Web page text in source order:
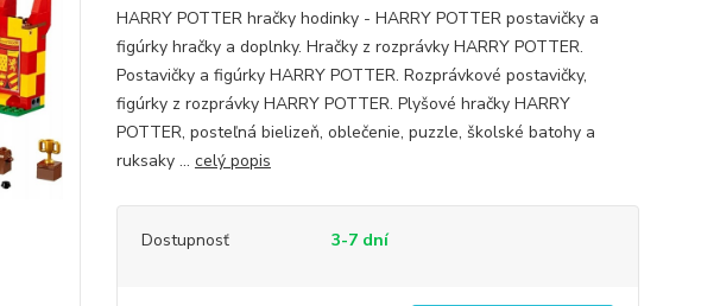
HARRY POTTER hračky hodinky - HARRY POTTER postavičky a
figúrky hračky a doplnky. Hračky z rozprávky HARRY POTTER.
Postavičky a figúrky HARRY POTTER. Rozprávkové postavičky,
figúrky z rozprávky HARRY POTTER. Plyšové hračky HARRY
POTTER, posteľná bielizeň, oblečenie, puzzle, školské batohy a
ruksaky ... celý popis
Dostupnosť 3-7 dní